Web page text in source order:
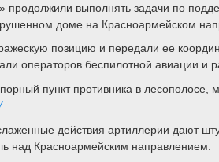
продолжили выполнять задачи по
доме на Красноармейском
позицию и передали ее
операторов беспилотной авиации и
пункт противника в
.
действия артиллерии дают
над Красноармейским направлением.